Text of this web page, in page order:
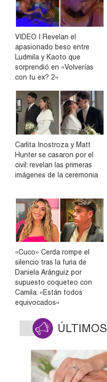
VIDEO | Revelan el
apasionado beso entre
Ludmila y Kaoto que
sorprendió en «Volverías
con tu ex? 2»
Carlita Inostroza y Matt
Hunter se casaron por el
civil: revelan las primeras
imágenes de la ceremonia
«Cuco» Cerda rompe el
silencio tras la furia de
Daniela Aránguiz por
supuesto coqueteo con
Camila: «Están todos
equivocados»
ÚLTIMOS